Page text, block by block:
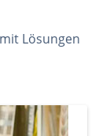
Lösungen